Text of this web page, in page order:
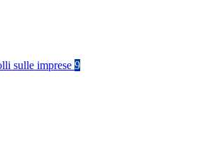
sulle imprese 9